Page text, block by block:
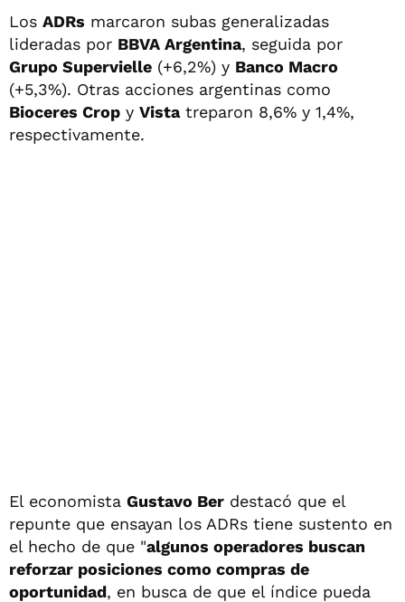
Los ADRs marcaron subas generalizadas
lideradas por BBVA Argentina, seguida por
Grupo Supervielle (+6,2%) y Banco Macro
(+5,3%). Otras acciones argentinas como
Bioceres Crop y Vistatreparon 8,6% y 1,4%,
respectivamente.
El economista Gustavo Ber destacó que el
repunte que ensayan los ADRs tiene sustento en
el hecho de que "algunos operadores buscan
reforzar posiciones como compras de
oportunidad, en busca de que el índice pueda